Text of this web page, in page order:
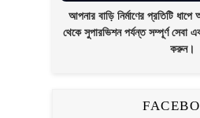
আপনার বাড়ি নির্মাণের প্রতিটি
থেকে সুপারভিশন পর্যন্ত সম্পূর্ণ
করুন।